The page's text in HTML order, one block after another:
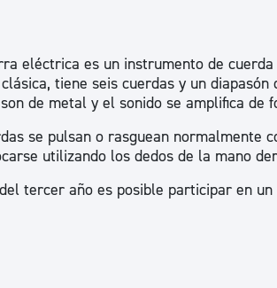
Participación ciudadana y asociacionismo
Deporte
eléctrica es un instrumento de
tiene seis cuerdas y un diapasón
de metal y el sonido se amplifica de
se pulsan o rasguean normalmente
utilizando los dedos de la mano
tercer año es posible participar en un